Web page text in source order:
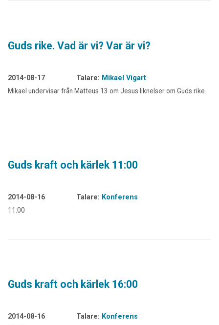
Guds rike. Vad är vi? Var är vi?
2014-08-17 Talare: Mikael Vigart
Mikael undervisar från Matteus 13 om Jesus liknelser om Guds rike.
Guds kraft och kärlek 11:00
2014-08-16 Talare: Konferens
11:00
Guds kraft och kärlek 16:00
2014-08-16 Talare: Konferens